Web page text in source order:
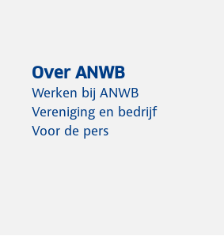
Over ANWB
Werken bij ANWB
Vereniging en bedrijf
Voor de pers